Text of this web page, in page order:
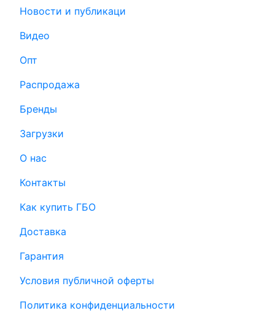
Новости и публикаци
Видео
Опт
Распродажа
Бренды
Загрузки
О нас
Контакты
Как купить ГБО
Доставка
Гарантия
Условия публичной оферты
Политика конфиденциальности